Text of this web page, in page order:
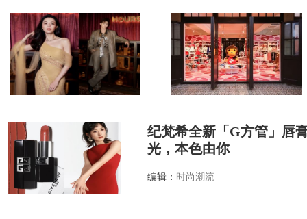
纪梵希全新「G方管」唇
光，本色由你
编辑： 时尚潮流